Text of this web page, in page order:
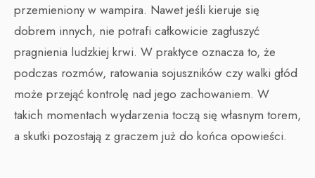
przemieniony w wampira. Nawet jeśli kieruje się
dobrem innych, nie potrafi całkowicie zagłuszyć
pragnienia ludzkiej krwi. W praktyce oznacza to, że
podczas rozmów, ratowania sojuszników czy walki głód
może przejąć kontrolę nad jego zachowaniem. W
takich momentach wydarzenia toczą się własnym torem,
a skutki pozostają z graczem już do końca opowieści.